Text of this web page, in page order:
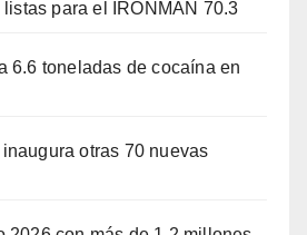
listas para el IRONMAN 70.3
6.6 toneladas de cocaína en
otras 70 nuevas